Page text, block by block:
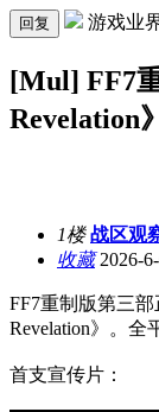
回复 游戏业
[Mul] FF7
Revelation
1楼 战区观
收藏2026-
FF7重制版第三
Revelation》。全
首支宣传片：